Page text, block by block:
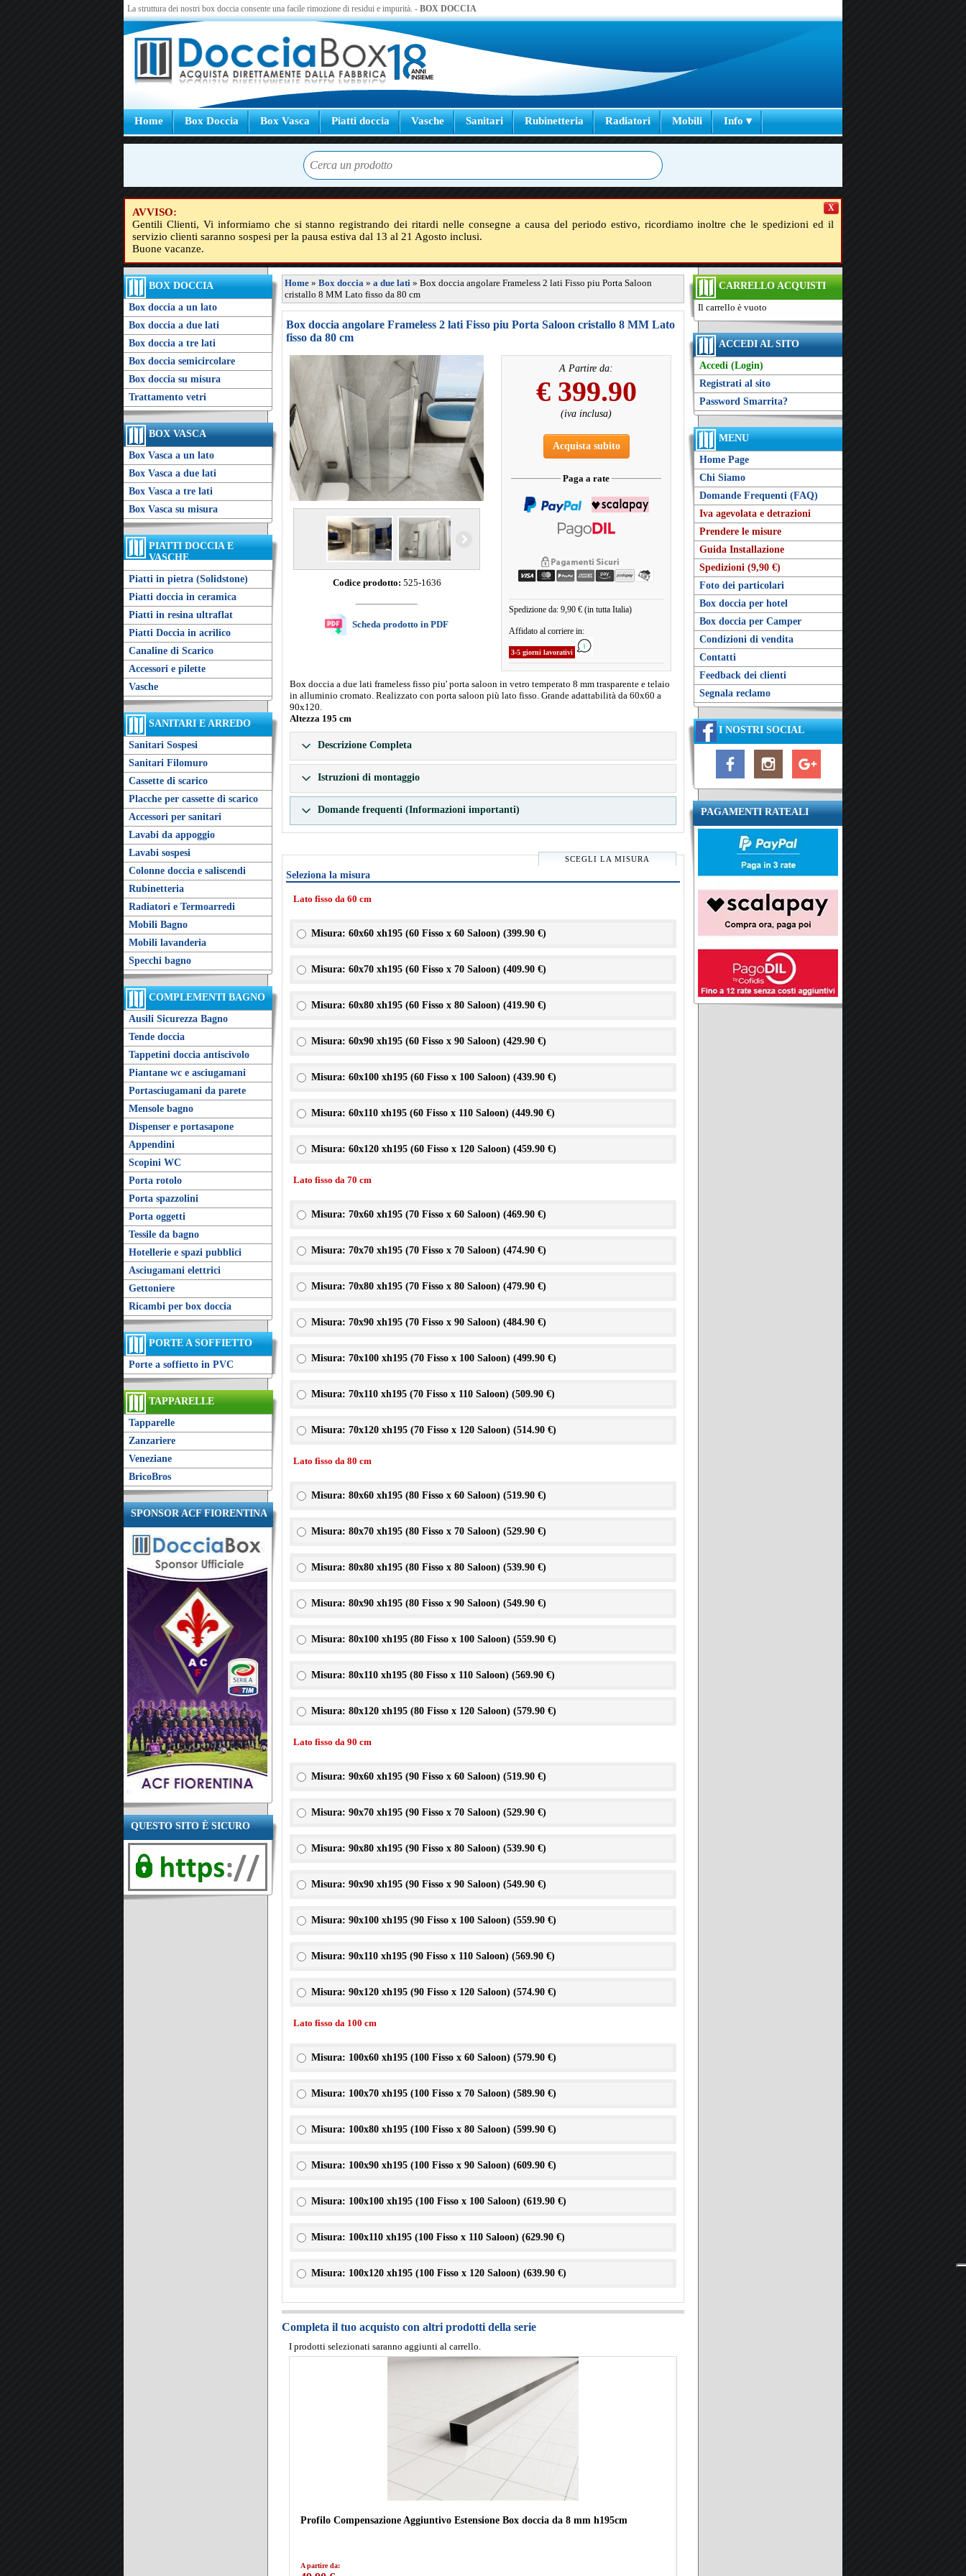
La struttura dei nostri box doccia consente una facile rimozione di residui e impurità. - BOX DOCCIA
Home Box Doccia Box Vasca Piatti doccia Vasche Sanitari Rubinetteria Radiatori Mobili Info ▾
AVVISO:
Gentili Clienti, Vi informiamo che si stanno registrando dei ritardi nelle consegne a causa del periodo estivo, ricordiamo inoltre che le spedizioni ed il
servizio clienti saranno sospesi per la pausa estiva dal 13 al 21 Agosto inclusi.
Buone vacanze.
X
BOX DOCCIA
Box doccia a un lato
Box doccia a due lati
Box doccia a tre lati
Box doccia semicircolare
Box doccia su misura
Trattamento vetri
BOX VASCA
Box Vasca a un lato
Box Vasca a due lati
Box Vasca a tre lati
Box Vasca su misura
PIATTI DOCCIA E
VASCHE
Piatti in pietra (Solidstone)
Piatti doccia in ceramica
Piatti in resina ultraflat
Piatti Doccia in acrilico
Canaline di Scarico
Accessori e pilette
Vasche
SANITARI E ARREDO
Sanitari Sospesi
Sanitari Filomuro
Cassette di scarico
Placche per cassette di scarico
Accessori per sanitari
Lavabi da appoggio
Lavabi sospesi
Colonne doccia e saliscendi
Rubinetteria
Radiatori e Termoarredi
Mobili Bagno
Mobili lavanderia
Specchi bagno
COMPLEMENTI BAGNO
Ausili Sicurezza Bagno
Tende doccia
Tappetini doccia antiscivolo
Piantane wc e asciugamani
Portasciugamani da parete
Mensole bagno
Dispenser e portasapone
Appendini
Scopini WC
Porta rotolo
Porta spazzolini
Porta oggetti
Tessile da bagno
Hotellerie e spazi pubblici
Asciugamani elettrici
Gettoniere
Ricambi per box doccia
PORTE A SOFFIETTO
Porte a soffietto in PVC
TAPPARELLE
Tapparelle
Zanzariere
Veneziane
BricoBros
SPONSOR ACF FIORENTINA
QUESTO SITO È SICURO
CARRELLO ACQUISTI
Il carrello è vuoto
ACCEDI AL SITO
Accedi (Login)
Registrati al sito
Password Smarrita?
MENU
Home Page
Chi Siamo
Domande Frequenti (FAQ)
Iva agevolata e detrazioni
Prendere le misure
Guida Installazione
Spedizioni (9,90 €)
Foto dei particolari
Box doccia per hotel
Box doccia per Camper
Condizioni di vendita
Contatti
Feedback dei clienti
Segnala reclamo
I NOSTRI SOCIAL
PAGAMENTI RATEALI
Home » Box doccia » a due lati » Box doccia angolare Frameless 2 lati Fisso piu Porta Saloon
cristallo 8 MM Lato fisso da 80 cm
Box doccia angolare Frameless 2 lati Fisso piu Porta Saloon cristallo 8 MM Lato
fisso da 80 cm
Codice prodotto: 525-1636
Scheda prodotto in PDF
A Partire da:
€ 399.90
(iva inclusa)
Acquista subito
Paga a rate
Spedizione da: 9,90 € (in tutta Italia)
Affidato al corriere in:
3-5 giorni lavorativi
Box doccia a due lati frameless fisso piu' porta saloon in vetro temperato 8 mm trasparente e telaio
in alluminio cromato. Realizzato con porta saloon più lato fisso. Grande adattabilità da 60x60 a
90x120.
Altezza 195 cm
Descrizione Completa
Istruzioni di montaggio
Domande frequenti (Informazioni importanti)
SCEGLI LA MISURA
Seleziona la misura
Lato fisso da 60 cm
Misura: 60x60 xh195 (60 Fisso x 60 Saloon) (399.90 €)
Misura: 60x70 xh195 (60 Fisso x 70 Saloon) (409.90 €)
Misura: 60x80 xh195 (60 Fisso x 80 Saloon) (419.90 €)
Misura: 60x90 xh195 (60 Fisso x 90 Saloon) (429.90 €)
Misura: 60x100 xh195 (60 Fisso x 100 Saloon) (439.90 €)
Misura: 60x110 xh195 (60 Fisso x 110 Saloon) (449.90 €)
Misura: 60x120 xh195 (60 Fisso x 120 Saloon) (459.90 €)
Lato fisso da 70 cm
Misura: 70x60 xh195 (70 Fisso x 60 Saloon) (469.90 €)
Misura: 70x70 xh195 (70 Fisso x 70 Saloon) (474.90 €)
Misura: 70x80 xh195 (70 Fisso x 80 Saloon) (479.90 €)
Misura: 70x90 xh195 (70 Fisso x 90 Saloon) (484.90 €)
Misura: 70x100 xh195 (70 Fisso x 100 Saloon) (499.90 €)
Misura: 70x110 xh195 (70 Fisso x 110 Saloon) (509.90 €)
Misura: 70x120 xh195 (70 Fisso x 120 Saloon) (514.90 €)
Lato fisso da 80 cm
Misura: 80x60 xh195 (80 Fisso x 60 Saloon) (519.90 €)
Misura: 80x70 xh195 (80 Fisso x 70 Saloon) (529.90 €)
Misura: 80x80 xh195 (80 Fisso x 80 Saloon) (539.90 €)
Misura: 80x90 xh195 (80 Fisso x 90 Saloon) (549.90 €)
Misura: 80x100 xh195 (80 Fisso x 100 Saloon) (559.90 €)
Misura: 80x110 xh195 (80 Fisso x 110 Saloon) (569.90 €)
Misura: 80x120 xh195 (80 Fisso x 120 Saloon) (579.90 €)
Lato fisso da 90 cm
Misura: 90x60 xh195 (90 Fisso x 60 Saloon) (519.90 €)
Misura: 90x70 xh195 (90 Fisso x 70 Saloon) (529.90 €)
Misura: 90x80 xh195 (90 Fisso x 80 Saloon) (539.90 €)
Misura: 90x90 xh195 (90 Fisso x 90 Saloon) (549.90 €)
Misura: 90x100 xh195 (90 Fisso x 100 Saloon) (559.90 €)
Misura: 90x110 xh195 (90 Fisso x 110 Saloon) (569.90 €)
Misura: 90x120 xh195 (90 Fisso x 120 Saloon) (574.90 €)
Lato fisso da 100 cm
Misura: 100x60 xh195 (100 Fisso x 60 Saloon) (579.90 €)
Misura: 100x70 xh195 (100 Fisso x 70 Saloon) (589.90 €)
Misura: 100x80 xh195 (100 Fisso x 80 Saloon) (599.90 €)
Misura: 100x90 xh195 (100 Fisso x 90 Saloon) (609.90 €)
Misura: 100x100 xh195 (100 Fisso x 100 Saloon) (619.90 €)
Misura: 100x110 xh195 (100 Fisso x 110 Saloon) (629.90 €)
Misura: 100x120 xh195 (100 Fisso x 120 Saloon) (639.90 €)
Completa il tuo acquisto con altri prodotti della serie
I prodotti selezionati saranno aggiunti al carrello.
Profilo Compensazione Aggiuntivo Estensione Box doccia da 8 mm h195cm
A partire da: